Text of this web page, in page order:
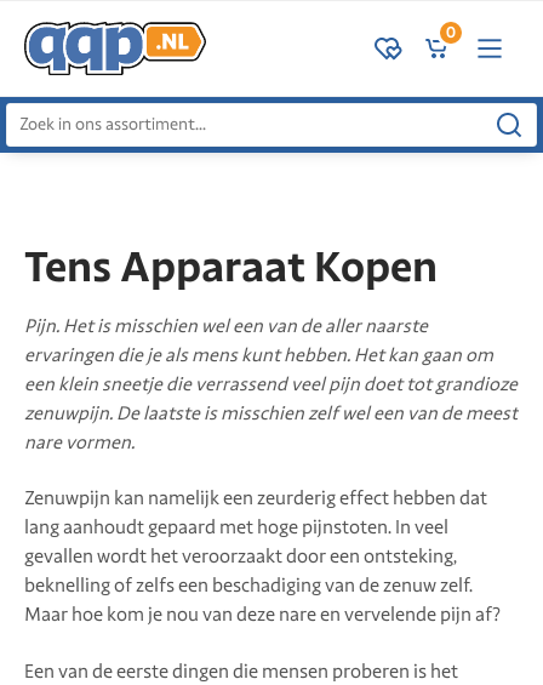
0
Zoeken
naar:
Tens Apparaat Kopen
Pijn. Het is misschien wel een van de aller naarste
ervaringen die je als mens kunt hebben. Het kan gaan om
een klein sneetje die verrassend veel pijn doet tot grandioze
zenuwpijn. De laatste is misschien zelf wel een van de meest
nare vormen.
Zenuwpijn kan namelijk een zeurderig effect hebben dat
lang aanhoudt gepaard met hoge pijnstoten. In veel
gevallen wordt het veroorzaakt door een ontsteking,
beknelling of zelfs een beschadiging van de zenuw zelf.
Maar hoe kom je nou van deze nare en vervelende pijn af?
Een van de eerste dingen die mensen proberen is het